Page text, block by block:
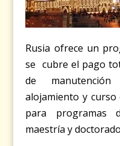
Rusia ofrece un
se cubre el pago
de
alojamiento y
para programas
maestría y